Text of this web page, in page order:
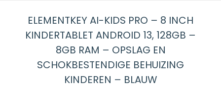
ELEMENTKEY AI-KIDS PRO – 8 INCH
KINDERTABLET ANDROID 13, 128GB –
8GB RAM – OPSLAG EN
SCHOKBESTENDIGE BEHUIZING
KINDEREN – BLAUW